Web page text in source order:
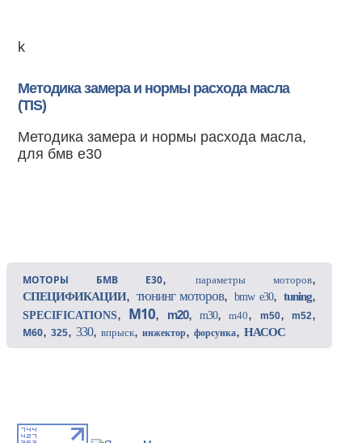
k
Методика замера и нормы расхода масла
(TIS)
Методика замера и нормы расхода масла,
для бмв е30
МОТОРЫ БМВ Е30, параметры моторов,
СПЕЦИФИКАЦИИ, тюнинг моторов,bmw e30, tuning,
SPECIFICATIONS, M10, m20, m30,m40, m50,m52,
M60, 325, 330, впрыск, инжектор, форсунка, НАСОС